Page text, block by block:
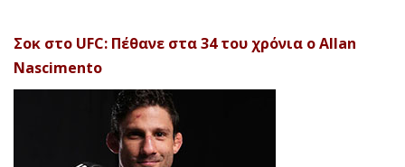
Σοκ στο UFC: Πέθανε στα 34 του χρόνια ο Allan
Nascimento